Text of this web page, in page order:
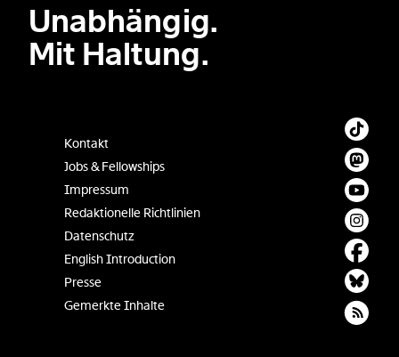
Der Inhalt dieses Feldes wird nicht öffentlich zugänglich angezeigt.
Unabhängig.
Mit Haltung.
Kontakt
Jobs & Fellowships
Impressum
Redaktionelle Richtlinien
Datenschutz
English Introduction
Presse
Gemerkte Inhalte